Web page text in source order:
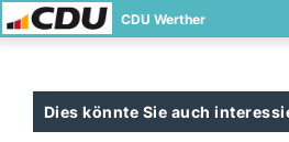
CDU Werther
Dies könnte Sie auch